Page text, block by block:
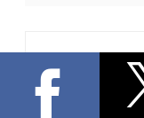
Навігація
записів
проєкт